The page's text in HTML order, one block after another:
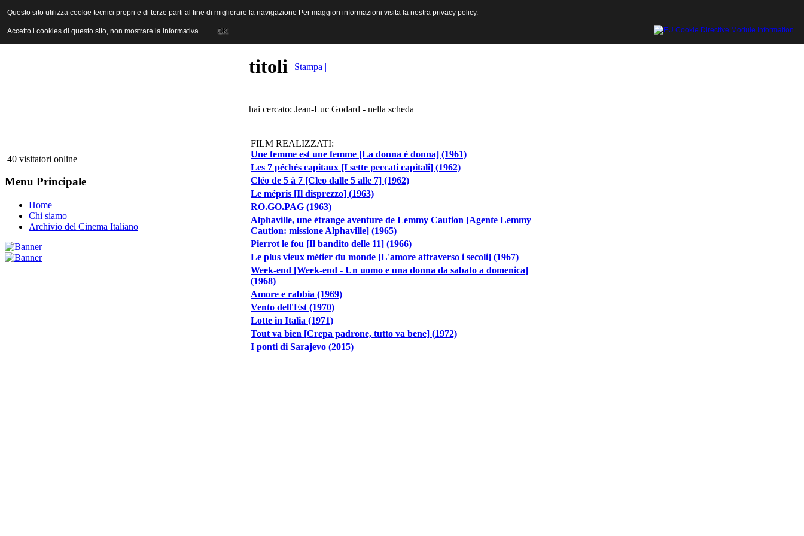
ANICA | Associazione Nazionale Industrie Cinematografiche Audiovisive e Multimediali
40 visitatori online
Menu Principale
Home
Chi siamo
Archivio del Cinema Italiano
titoli | Stampa |
hai cercato: Jean-Luc Godard - nella scheda
FILM REALIZZATI:
Une femme est une femme [La donna è donna] (1961)
Les 7 péchés capitaux [I sette peccati capitali] (1962)
Cléo de 5 à 7 [Cleo dalle 5 alle 7] (1962)
Le mépris [Il disprezzo] (1963)
RO.GO.PAG (1963)
Alphaville, une étrange aventure de Lemmy Caution [Agente Lemmy
Caution: missione Alphaville] (1965)
Pierrot le fou [Il bandito delle 11] (1966)
Le plus vieux métier du monde [L'amore attraverso i secoli] (1967)
Week-end [Week-end - Un uomo e una donna da sabato a domenica]
(1968)
Amore e rabbia (1969)
Vento dell'Est (1970)
Lotte in Italia (1971)
Tout va bien [Crepa padrone, tutto va bene] (1972)
I ponti di Sarajevo (2015)
Questo sito utilizza cookie tecnici propri e di terze parti al fine di migliorare la navigazione Per maggiori informazioni visita la nostra privacy policy.
Accetto i cookies di questo sito, non mostrare la informativa. OK
Questo sito utilizza cookie tecnici propri e di terze parti al fine di migliorare la navigazione Per maggiori informazioni visita la nostra privacy policy.
Accetto i cookies di questo sito, non mostrare la informativa. OK